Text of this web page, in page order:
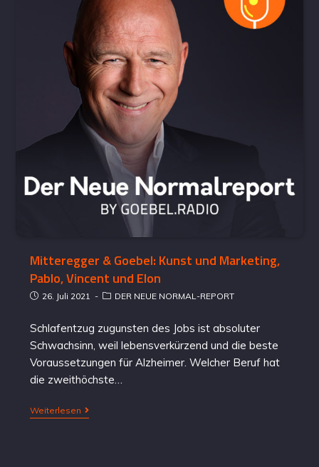
Mitteregger & Goebel: Kunst und Marketing,
Pablo, Vincent und Elon
26. Juli 2021 DER NEUE NORMAL-REPORT
Schlafentzug zugunsten des Jobs ist absoluter
Schwachsinn, weil lebensverkürzend und die beste
Voraussetzungen für Alzheimer. Welcher Beruf hat
die zweithöchste…
Weiterlesen